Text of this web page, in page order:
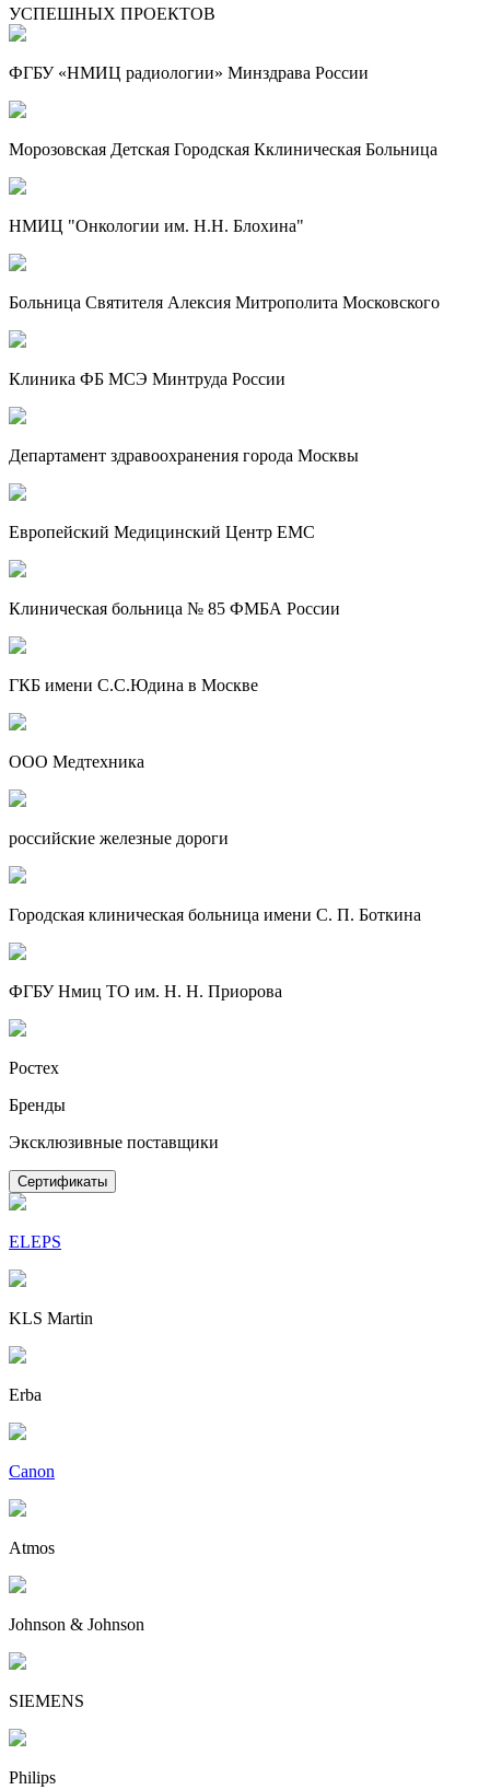
УСПЕШНЫХ ПРОЕКТОВ
ФГБУ «НМИЦ радиологии» Минздрава России
Морозовская Детская Городская Кклиническая Больница
НМИЦ "Онкологии им. Н.Н. Блохина"
Больница Святителя Алексия Митрополита Московского
Клиника ФБ МСЭ Минтруда России
Департамент здравоохранения города Москвы
Европейский Медицинский Центр EMC
Клиническая больница № 85 ФМБА России
ГКБ имени С.С.Юдина в Москве
ООО Медтехника
российские железные дороги
Городская клиническая больница имени С. П. Боткина
ФГБУ Нмиц ТО им. Н. Н. Приорова
Ростех
Бренды
Эксклюзивные поставщики
Сертификаты
ELEPS
KLS Martin
Erba
Canon
Atmos
Johnson & Johnson
SIEMENS
Philips